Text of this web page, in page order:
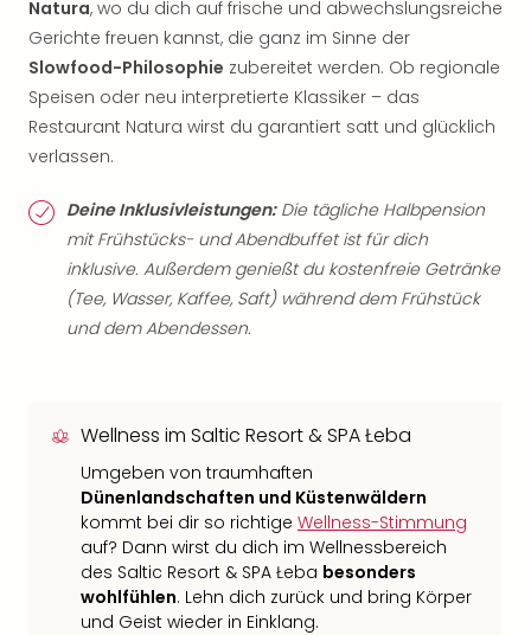
Natura, wo du dich auf frische und abwechslungsreiche
Gerichte freuen kannst, die ganz im Sinne der
Slowfood-Philosophie zubereitet werden. Ob regionale
Speisen oder neu interpretierte Klassiker – das
Restaurant Natura wirst du garantiert satt und glücklich
verlassen.
Deine Inklusivleistungen:Die tägliche Halbpension
mit Frühstücks- und Abendbuffet ist für dich
inklusive. Außerdem genießt du kostenfreie Getränke
(Tee, Wasser, Kaffee, Saft) während dem Frühstück
und dem Abendessen.
Wellness im Saltic Resort & SPA Łeba
Umgeben von traumhaften
Dünenlandschaften und Küstenwäldern
kommt bei dir so richtige Wellness-Stimmung
auf? Dann wirst du dich im Wellnessbereich
des Saltic Resort & SPA Łeba besonders
wohlfühlen. Lehn dich zurück und bring Körper
und Geist wieder in Einklang.